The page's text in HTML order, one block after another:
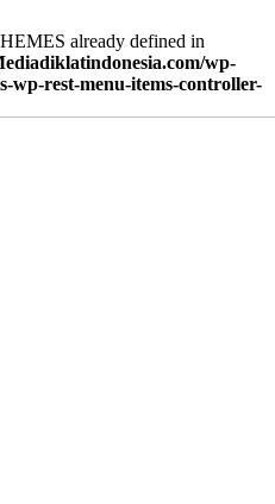
already defined in
wp-
wp-rest-menu-items-controller-